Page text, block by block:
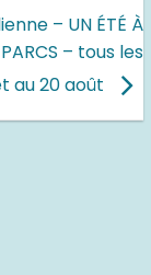
– UN ÉTÉ À
PARCS – tous les
au 20 août